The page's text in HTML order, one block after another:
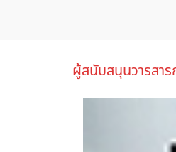
ผู้สนับสนุนวารสา